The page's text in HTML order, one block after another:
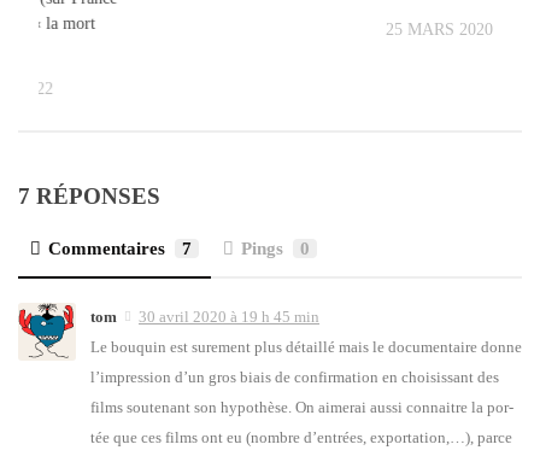
25 MARS 2020
« la mort
2022
7 RÉPONSES
Commentaires 7 Pings 0
tom
30 avril 2020 à 19 h 45 min
Le bou­quin est sur­ement plus détaillé mais le docu­men­taire donne
l’im­pres­sion d’un gros biais de confir­ma­tion en choi­sis­sant des
films sou­te­nant son hypo­thèse. On aime­rai aus­si connaitre la por­
tée que ces films ont eu (nombre d’en­trées, expor­ta­tion,…), parce